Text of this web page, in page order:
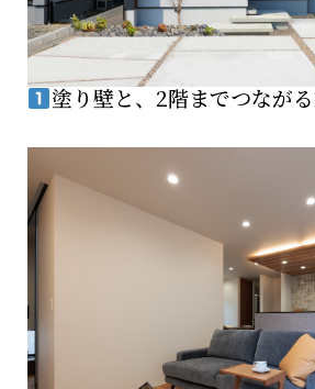
塗り壁と、2階までつなが